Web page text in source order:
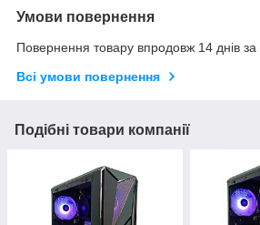
Умови повернення
Повернення товару впродовж 14 днів за
Всі умови повернення
Подібні товари компанії